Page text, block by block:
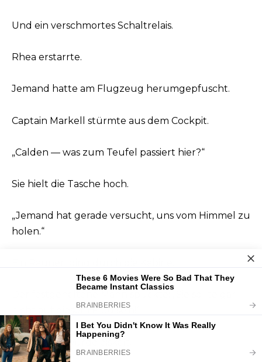
Und ein verschmortes Schaltrelais.
Rhea erstarrte.
Jemand hatte am Flugzeug herumgepfuscht.
Captain Markell stürmte aus dem Cockpit.
„Calden — was zum Teufel passiert hier?“
Sie hielt die Tasche hoch.
„Jemand hat gerade versucht, uns vom Himmel zu
holen.“
nicht auf diesem Flug sein!“
Rheas Blut wurde eiskalt.